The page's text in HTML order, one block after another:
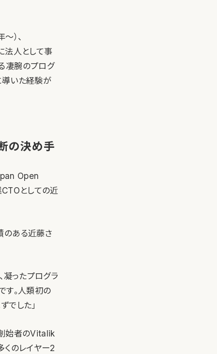
）、
法人として事
凄腕のプログ
導いた経験が
の決め手
Open
としての近
のある近藤さ
凝ったプログラ
す。人類初の
でした」
創始者のVitalik
のレイヤー2